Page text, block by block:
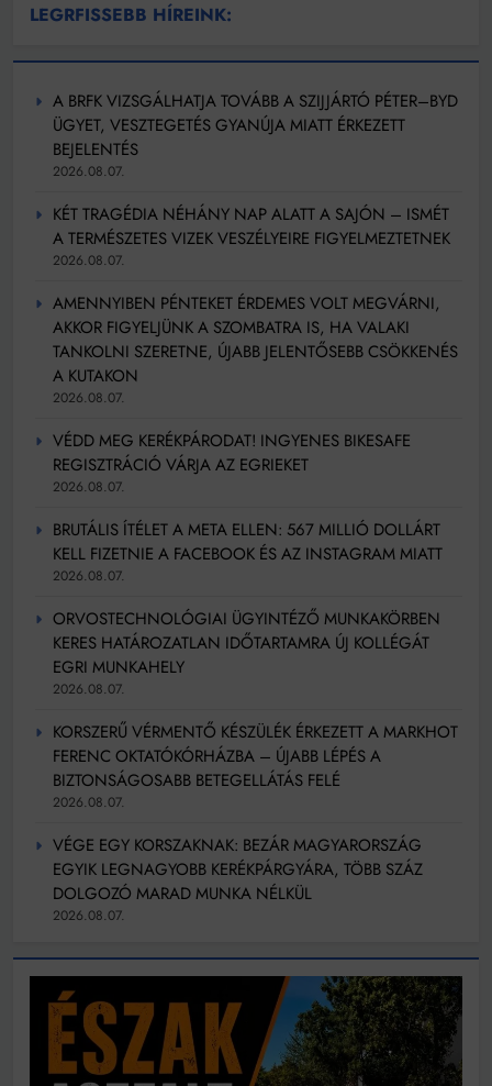
LEGRFISSEBB HÍREINK:
A BRFK VIZSGÁLHATJA TOVÁBB A SZIJJÁRTÓ PÉTER–BYD
ÜGYET, VESZTEGETÉS GYANÚJA MIATT ÉRKEZETT
BEJELENTÉS
2026.08.07.
KÉT TRAGÉDIA NÉHÁNY NAP ALATT A SAJÓN – ISMÉT
A TERMÉSZETES VIZEK VESZÉLYEIRE FIGYELMEZTETNEK
2026.08.07.
AMENNYIBEN PÉNTEKET ÉRDEMES VOLT MEGVÁRNI,
AKKOR FIGYELJÜNK A SZOMBATRA IS, HA VALAKI
TANKOLNI SZERETNE, ÚJABB JELENTŐSEBB CSÖKKENÉS
A KUTAKON
2026.08.07.
VÉDD MEG KERÉKPÁRODAT! INGYENES BIKESAFE
REGISZTRÁCIÓ VÁRJA AZ EGRIEKET
2026.08.07.
BRUTÁLIS ÍTÉLET A META ELLEN: 567 MILLIÓ DOLLÁRT
KELL FIZETNIE A FACEBOOK ÉS AZ INSTAGRAM MIATT
2026.08.07.
ORVOSTECHNOLÓGIAI ÜGYINTÉZŐ MUNKAKÖRBEN
KERES HATÁROZATLAN IDŐTARTAMRA ÚJ KOLLÉGÁT
EGRI MUNKAHELY
2026.08.07.
KORSZERŰ VÉRMENTŐ KÉSZÜLÉK ÉRKEZETT A MARKHOT
FERENC OKTATÓKÓRHÁZBA – ÚJABB LÉPÉS A
BIZTONSÁGOSABB BETEGELLÁTÁS FELÉ
2026.08.07.
VÉGE EGY KORSZAKNAK: BEZÁR MAGYARORSZÁG
EGYIK LEGNAGYOBB KERÉKPÁRGYÁRA, TÖBB SZÁZ
DOLGOZÓ MARAD MUNKA NÉLKÜL
2026.08.07.